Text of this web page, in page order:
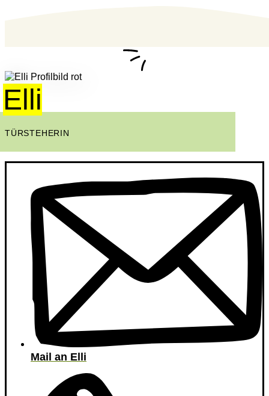
Elli
TÜRSTEHERIN
Mail an Elli